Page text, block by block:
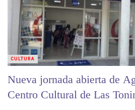
Nueva jornada abierta de
Centro Cultural de Las
CULTURA